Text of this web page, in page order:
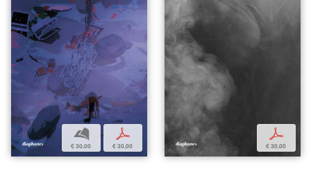
b
€ 30,00
p
€ 30,00
p
€ 30,00